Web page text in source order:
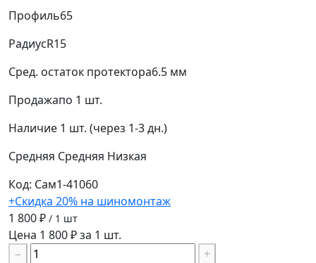
Профиль65
РадиусR15
Сред. остаток протектора6.5 мм
Продажапо 1 шт.
Наличие 1 шт. (через 1-3 дн.)
Средняя Средняя Низкая
Код: Сам1-41060
+Скидка 20% на шиномонтаж
1 800 ₽ / 1 шт
Цена 1 800 ₽ за 1 шт.
−
+